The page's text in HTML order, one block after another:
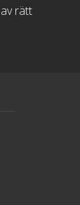
rätt